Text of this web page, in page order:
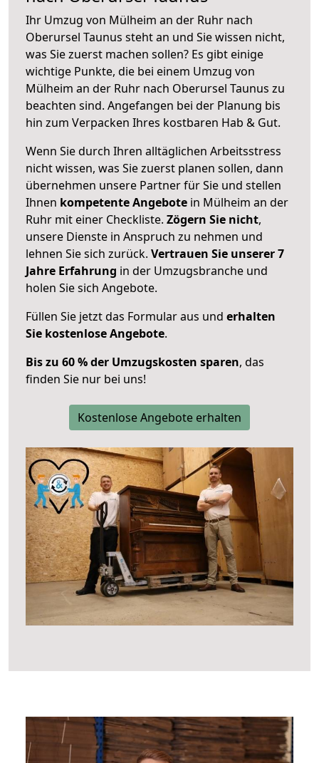
Ihr Umzug von Mülheim an der Ruhr nach
Oberursel Taunus steht an und Sie wissen nicht,
was Sie zuerst machen sollen? Es gibt einige
wichtige Punkte, die bei einem Umzug von
Mülheim an der Ruhr nach Oberursel Taunus zu
beachten sind. Angefangen bei der Planung bis
hin zum Verpacken Ihres kostbaren Hab & Gut.
Wenn Sie durch Ihren alltäglichen Arbeitsstress
nicht wissen, was Sie zuerst planen sollen, dann
übernehmen unsere Partner für Sie und stellen
Ihnen kompetente Angebote in Mülheim an der
Ruhr mit einer Checkliste. Zögern Sie nicht,
unsere Dienste in Anspruch zu nehmen und
lehnen Sie sich zurück. Vertrauen Sie unserer 7
Jahre Erfahrung in der Umzugsbranche und
holen Sie sich Angebote.
Füllen Sie jetzt das Formular aus und erhalten
Sie kostenlose Angebote.
Bis zu 60 % der Umzugskosten sparen, das
finden Sie nur bei uns!
Kostenlose Angebote erhalten